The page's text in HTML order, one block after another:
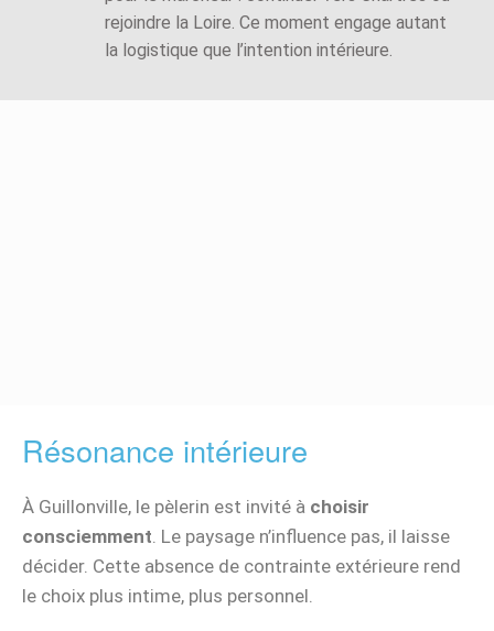
rejoindre la Loire. Ce moment engage autant
la logistique que l’intention intérieure.
Résonance intérieure
À Guillonville, le pèlerin est invité à choisir
consciemment . Le paysage n’influence pas, il laisse
décider. Cette absence de contrainte extérieure rend
le choix plus intime, plus personnel.